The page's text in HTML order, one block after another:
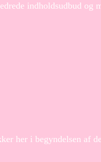
indholdsudbud og
her i begyndelsen af